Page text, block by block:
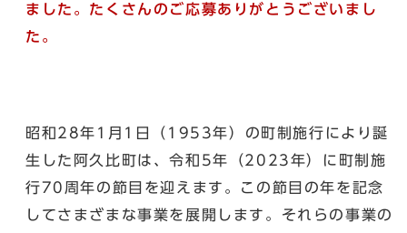
ました。たくさんのご応募ありがとうございまし
た。
昭和28年1月1日（1953年）の町制施行により誕
生した阿久比町は、令和5年（2023年）に町制施
行70周年の節目を迎えます。この節目の年を記念
してさまざまな事業を展開します。それらの事業の